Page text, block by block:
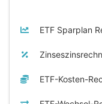
ETF Sparplan
ETF-Kosten-